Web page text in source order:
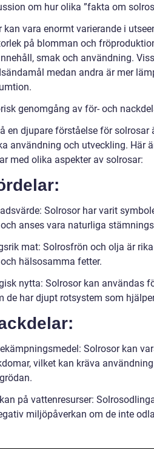
om hur olika ”fakta om
kan vara enormt varierande i
på blomman och
smak och användning.
medan andra är mer
genomgång av för- och
en djupare förståelse för
användning och utveckling. Här
med olika aspekter av solrosar:
Solrosor har varit
anses vara naturliga
mat: Solrosfrön och olja är
hälsosamma fetter.
nytta: Solrosor kan användas
de har djupt rotsystem som
Solrosor kan
vilket kan kräva
på vattenresurser:
miljöpåverkan om de inte